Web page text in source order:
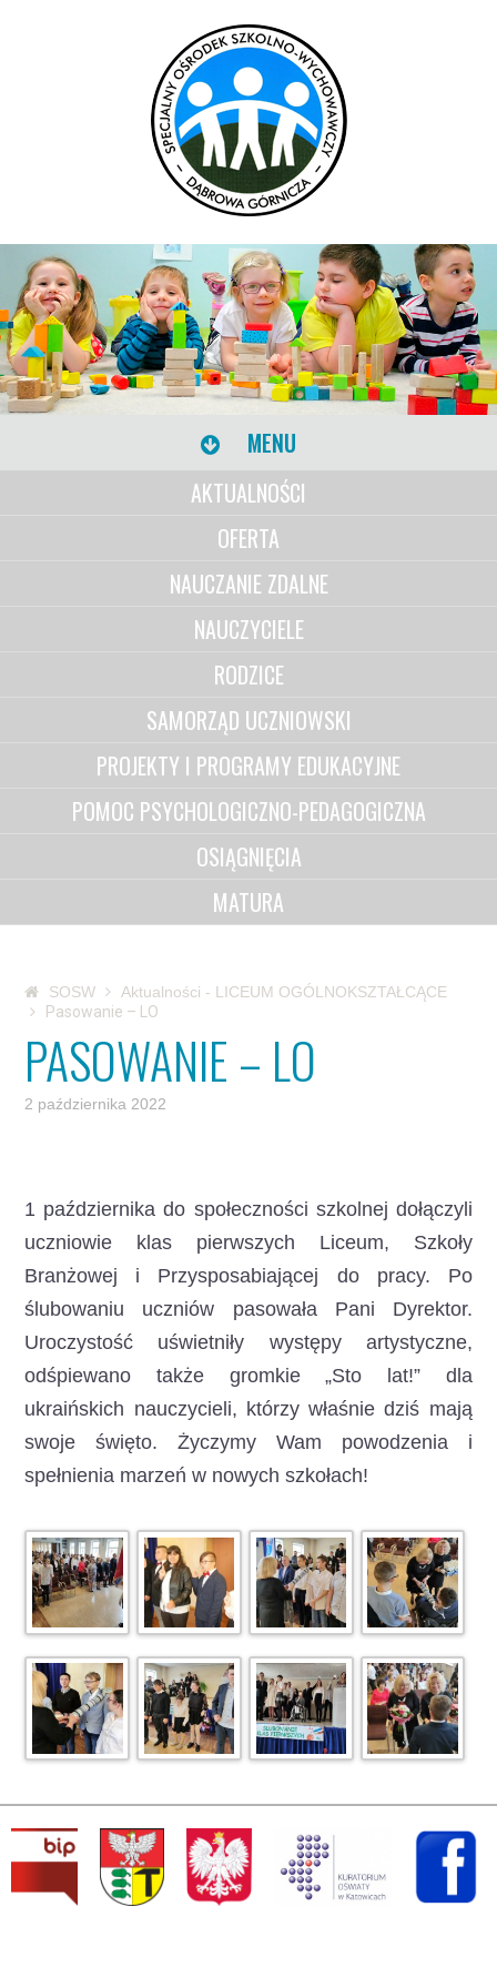
MENU
AKTUALNOŚCI
OFERTA
NAUCZANIE ZDALNE
NAUCZYCIELE
RODZICE
SAMORZĄD UCZNIOWSKI
PROJEKTY I PROGRAMY EDUKACYJNE
POMOC PSYCHOLOGICZNO-PEDAGOGICZNA
OSIĄGNIĘCIA
MATURA
SOSW
Aktualności - LICEUM OGÓLNOKSZTAŁCĄCE
Pasowanie – LO
PASOWANIE – LO
2 października 2022
1 października do społeczności szkolnej dołączyli
uczniowie klas pierwszych Liceum, Szkoły
Branżowej i Przysposabiającej do pracy. Po
ślubowaniu uczniów pasowała Pani Dyrektor.
Uroczystość uświetniły występy artystyczne,
odśpiewano także gromkie „Sto lat!” dla
ukraińskich nauczycieli, którzy właśnie dziś mają
swoje święto. Życzymy Wam powodzenia i
spełnienia marzeń w nowych szkołach!